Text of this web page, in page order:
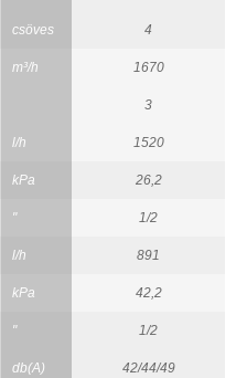
csöves 4
m³/h 1670
3
l/h 1520
kPa 26,2
" 1/2
l/h 891
kPa 42,2
" 1/2
db(A) 42/44/49